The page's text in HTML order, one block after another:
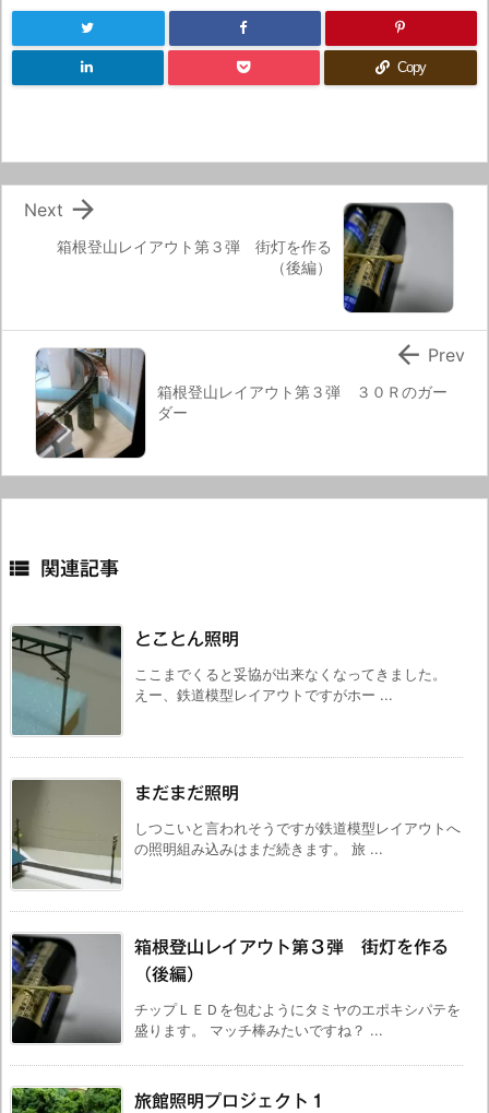
Copy
箱根登山レイアウト第３弾 街灯を作る
（後編）

Next
箱根登山レイアウト第３弾 ３０Ｒのガー
ダー
 Prev
 関連記事
とことん照明
ここまでくると妥協が出来なくなってきました。
えー、鉄道模型レイアウトですがホー ...
まだまだ照明
しつこいと言われそうですが鉄道模型レイアウトへ
の照明組み込みはまだ続きます。 旅 ...
箱根登山レイアウト第３弾 街灯を作る
（後編）
チップＬＥＤを包むようにタミヤのエポキシパテを
盛ります。 マッチ棒みたいですね？ ...
旅館照明プロジェクト１